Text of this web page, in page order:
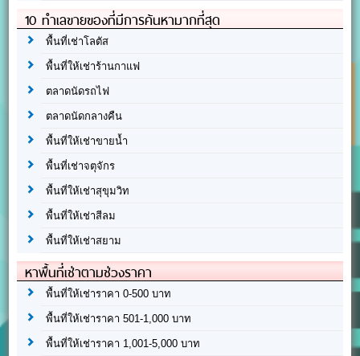
10 ทำเลขายของที่มีการค้นหามากที่สุด
พื้นที่เช่าโลตัส
พื้นที่ให้เช่าร้านกาแฟ
ตลาดนัดรถไฟ
ตลาดนัดกลางคืน
พื้นที่ให้เช่าขายน้ำ
พื้นที่เช่าจตุจักร
พื้นที่ให้เช่าสุขุมวิท
พื้นที่ให้เช่าสีลม
พื้นที่ให้เช่าสยาม
หาพื้นที่เช่าตามช่วงราคา
พื้นที่ให้เช่าราคา 0-500 บาท
พื้นที่ให้เช่าราคา 501-1,000 บาท
พื้นที่ให้เช่าราคา 1,001-5,000 บาท